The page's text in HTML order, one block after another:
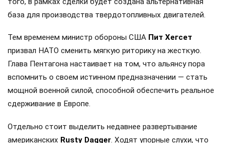
база для производства твердотопливных двигателей.
Тем временем министр обороны США Пит Хегсет
призвал НАТО сменить мягкую риторику на жесткую.
Глава Пентагона настаивает на том, что альянсу пора
вспомнить о своем истинном предназначении — стать
мощной военной силой, способной обеспечить реальное
сдерживание в Европе.
Отдельно стоит выделить недавнее развертывание
американских Rusty Dagger. Ходят упорные слухи, что